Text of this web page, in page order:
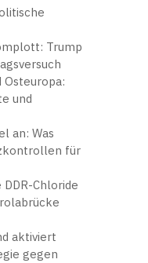
Trump
und
an: Was
für
Chloride
aktiviert
gegen